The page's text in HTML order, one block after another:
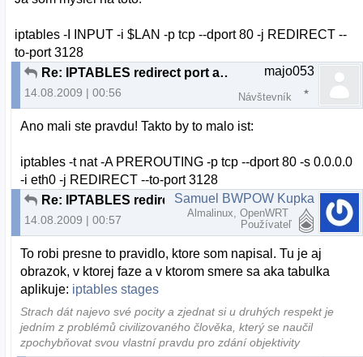
iptables -I INPUT -i $LAN -p tcp --dport 80 -j REDIRECT --
to-port 3128
Re: IPTABLES redirect port ako?
14.08.2009 | 00:56
majo053
Návštevník
Ano mali ste pravdu! Takto by to malo ist:
iptables -t nat -A PREROUTING -p tcp --dport 80 -s 0.0.0.0
-i eth0 -j REDIRECT --to-port 3128
Re: IPTABLES redirect port ako?
14.08.2009 | 00:57
Samuel BWPOW Kupka
Almalinux, OpenWRT
Používateľ
To robi presne to pravidlo, ktore som napisal. Tu je aj
obrazok, v ktorej faze a v ktorom smere sa aka tabulka
aplikuje: iptables stages
Strach dát najevo své pocity a zjednat si u druhých respekt je
jedním z problémů civilizovaného člověka, který se naučil
zpochybňovat svou vlastní pravdu pro zdání objektivity